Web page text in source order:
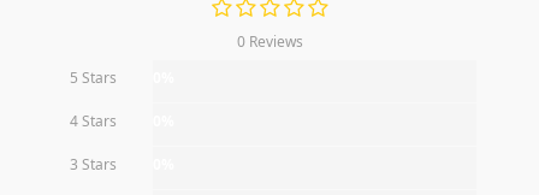
0 Reviews
5 Stars
4 Stars
3 Stars